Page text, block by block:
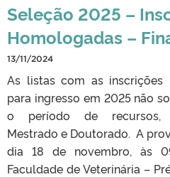
Seleção 2025 –
Homologadas –
13/11/2024
As listas com as inscrições
para ingresso em 2025 não
o período de recursos,
Mestrado e Doutorado. A
dia 18 de novembro, às
Faculdade de Veterinária –